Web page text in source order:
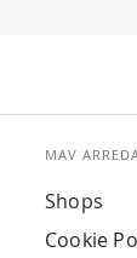
MAV
Shops
Cookie